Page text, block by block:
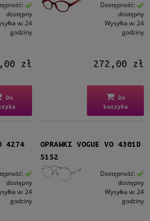
dostępny
w: 24
godziny
zł
Do
Dostępność:
dostępny
Wysyłka w: 24
godziny
272,00 zł
Do
koszyka
4274
dostępny
w: 24
godziny
OPRAWKI VOGUE VO 4301D
5152
Dostępność:
dostępny
Wysyłka w: 24
godziny